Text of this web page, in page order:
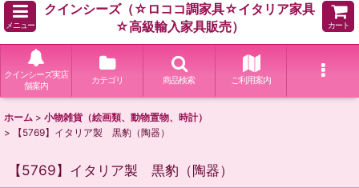
メニュー
クインシーズ（☆ロココ調家具☆イタリア家具
☆高級輸入家具販売）
カート
クインシーズ実店
舗案内
カテゴリ 商品検索 ご利用案内
ホーム > 小物雑貨（絵画類、動物置物、時計）
>
【5769】イタリア製 黒豹（陶器）
【5769】イタリア製 黒豹（陶器）